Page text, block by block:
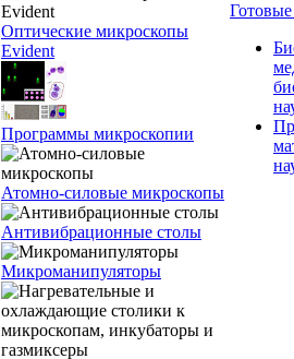
Оптические микроскопы
Evident
Программы микроскопии
Атомно-силовые микроскопы
Антивибрационные столы
Микроманипуляторы